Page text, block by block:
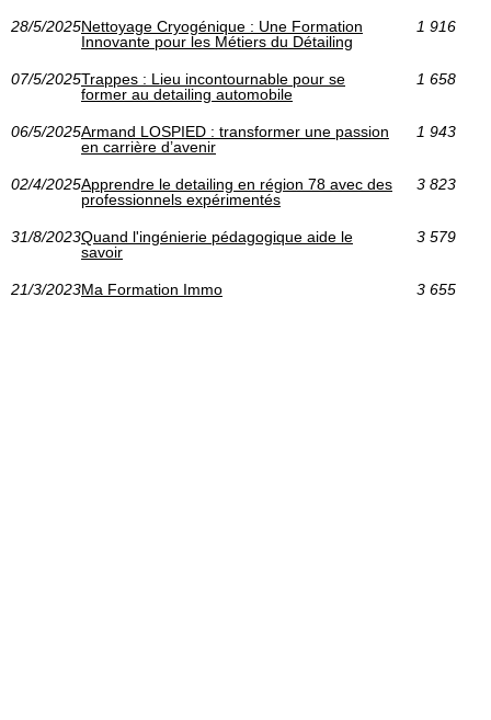
28/5/2025Nettoyage Cryogénique : Une Formation
Innovante pour les Métiers du Détailing
1 916
07/5/2025Trappes : Lieu incontournable pour se
former au detailing automobile
1 658
06/5/2025Armand LOSPIED : transformer une passion
en carrière d’avenir
1 943
02/4/2025Apprendre le detailing en région 78 avec des
professionnels expérimentés
3 823
31/8/2023Quand l'ingénierie pédagogique aide le
savoir
3 579
21/3/2023Ma Formation Immo 3 655